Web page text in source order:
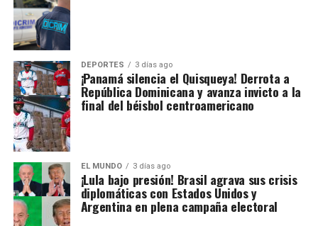
DEPORTES 3 días ago
¡Panamá silencia el Quisqueya! Derrota a
República Dominicana y avanza invicto a la
final del béisbol centroamericano
EL MUNDO 3 días ago
¡Lula bajo presión! Brasil agrava sus crisis
diplomáticas con Estados Unidos y
Argentina en plena campaña electoral